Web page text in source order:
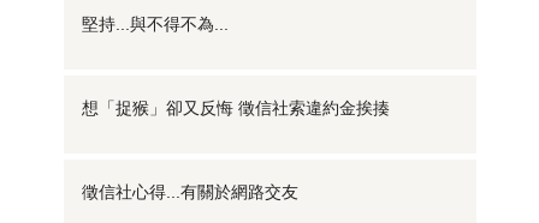
堅持...與不得不為...
想「捉猴」卻又反悔 徵信社索違約金挨揍
徵信社心得...有關於網路交友